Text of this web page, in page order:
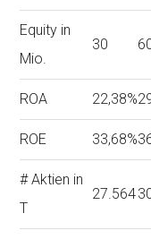
Equity in
Mio.
30
ROA 22,38%
ROE 33,68%
# Aktien in
T
27.564